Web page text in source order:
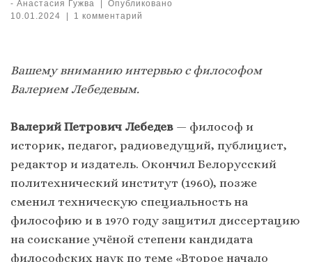
- Анастасия Гужва |
Опубликовано
10.01.2024
| 1 комментарий
Вашему вниманию интервью с философом
Валерием Лебедевым.
Валерий Петрович Лебедев — философ и
историк, педагог, радиоведущий, публицист,
редактор и издатель. Окончил Белорусский
политехнический институт (1960), позже
сменил техническую специальность на
философию и в 1970 году защитил диссертацию
на соискание учёной степени кандидата
философских наук по теме «Второе начало